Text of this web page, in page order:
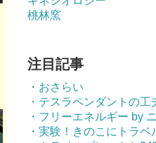
桃林窯
注目記事
・おさらい
・テスラペンダントの工
・フリーエネルギー by
・実験！きのこにトラベ